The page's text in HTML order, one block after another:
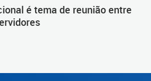
é tema de reunião entre